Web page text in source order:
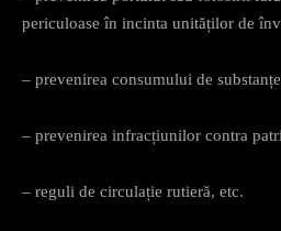
periculoase în incinta unităților de
– prevenirea consumului de
– prevenirea infracțiunilor contra
– reguli de circulație rutieră, etc.